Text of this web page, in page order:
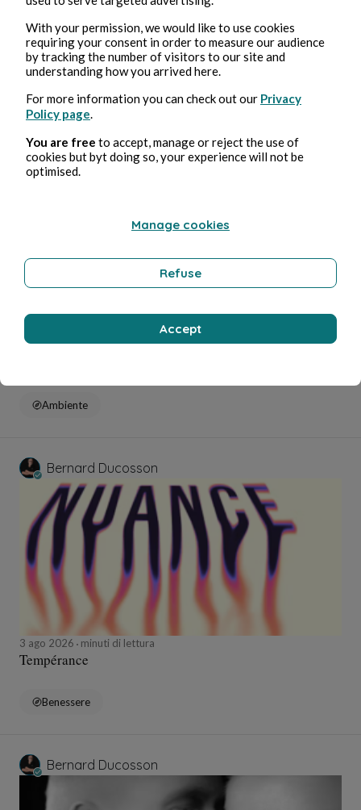
4 ago 2026 1 minuti di lettura
Bisou
Benessere
Bernard Ducosson
3 ago 2026minuti di lettura
Ambiente
Bernard Ducosson
3 ago 2026 minuti di lettura
Tempérance
Benessere
Bernard Ducosson
With your permission, we would like to use cookies
requiring your consent in order to measure our audience
by tracking the number of visitors to our site and
understanding how you arrived here.
For more information you can check out our Privacy
Policy page
You are free to accept, manage or reject the use of
cookies but byt doing so, your experience will not be
optimised.
Manage cookies
Refuse
Accept